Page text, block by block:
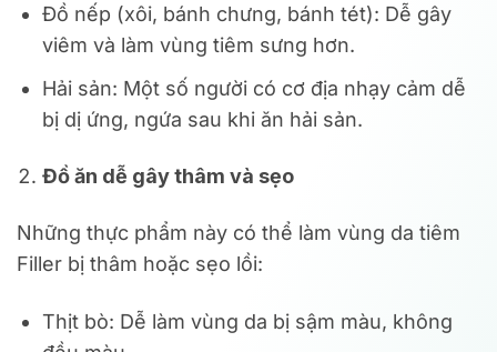
Đồ nếp (xôi, bánh chưng, bánh tét): Dễ gây
viêm và làm vùng tiêm sưng hơn.
Hải sản: Một số người có cơ địa nhạy cảm dễ
bị dị ứng, ngứa sau khi ăn hải sản.
Đồ ăn dễ gây thâm và sẹo
Những thực phẩm này có thể làm vùng da tiêm
Filler bị thâm hoặc sẹo lồi:
Thịt bò: Dễ làm vùng da bị sậm màu, không